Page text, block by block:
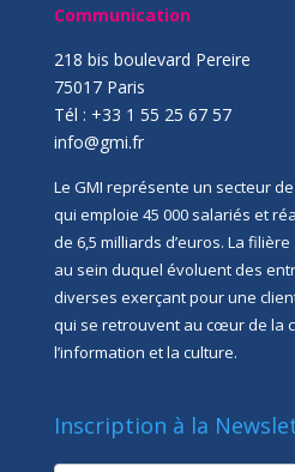
Communication
218 bis boulevard Pereire
75017 Paris
Tél : +33 1 55 25 67 57
info@gmi.fr
Le GMI représente un secteur
qui emploie 45 000 salariés et
de 6,5 milliards d’euros. La
au sein duquel évoluent des
diverses exerçant pour une
qui se retrouvent au cœur de la
l’information et la culture.
Inscription à la
newsletter